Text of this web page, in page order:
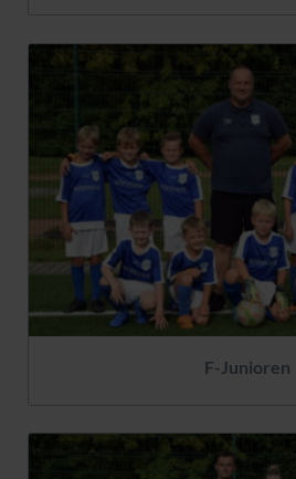
F-Junioren